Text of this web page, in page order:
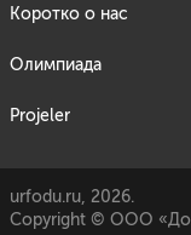
Коротко о нас
Олимпиада
Projeler
urfodu.ru, 2026.
Copyright © ООО